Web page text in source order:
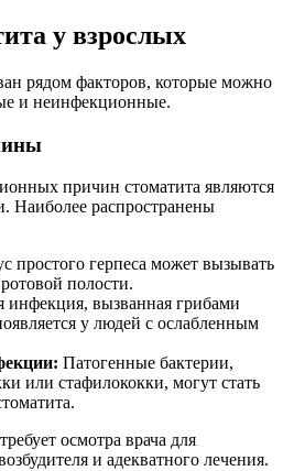
у взрослых
рядом факторов, которые можно
и неинфекционные.
причин стоматита являются
Наиболее распространены
простого герпеса может вызывать
полости.
инфекция, вызванная грибами
у людей с ослабленным
Патогенные бактерии,
или стафилококки, могут стать
осмотра врача для
и адекватного лечения.